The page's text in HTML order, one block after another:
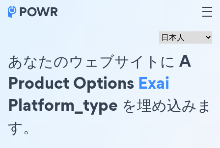
あなたのウェブサイトに A
Product Options Exai
Platform_type を埋め込みま
す。